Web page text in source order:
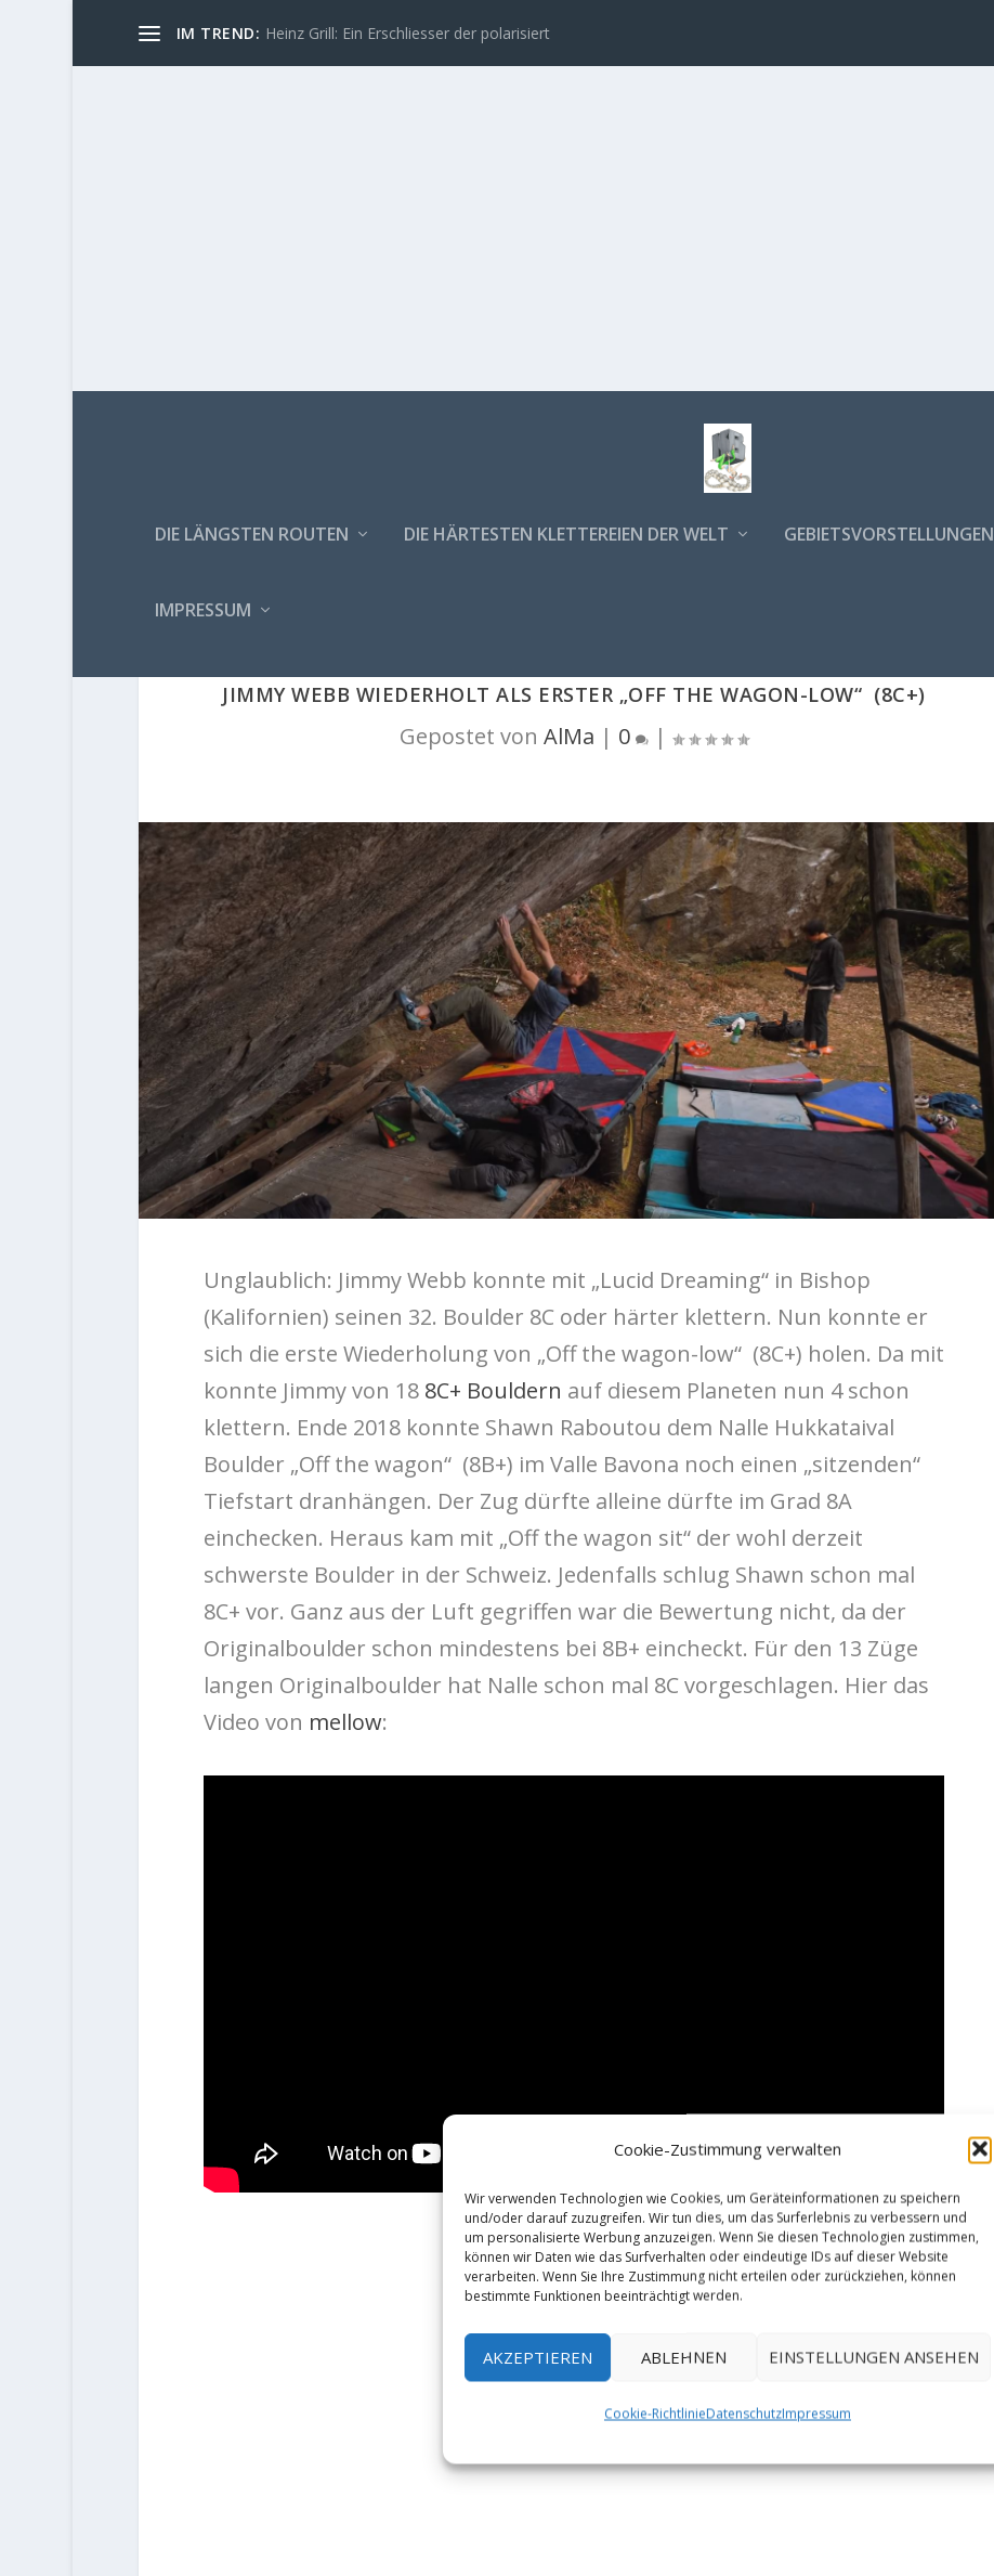
Cookie-Zustimmung verwalten
Wir verwenden Technologien wie Cookies, um Geräteinformationen zu speichern
und/oder darauf zuzugreifen. Wir tun dies, um das Surferlebnis zu verbessern und
um personalisierte Werbung anzuzeigen. Wenn Sie diesen Technologien zustimmen,
können wir Daten wie das Surfverhalten oder eindeutige IDs auf dieser Website
verarbeiten. Wenn Sie Ihre Zustimmung nicht erteilen oder zurückziehen, können
bestimmte Funktionen beeinträchtigt werden.
AKZEPTIEREN ABLEHNEN EINSTELLUNGEN ANSEHEN
Cookie-RichtlinieDatenschutzImpressum
IM TREND: Heinz Grill: Ein Erschliesser der polarisiert
DIE LÄNGSTEN ROUTEN DIE HÄRTESTEN KLETTEREIEN DER WELT GEBIETSVORSTELLUNGEN
IMPRESSUM
JIMMY WEBB WIEDERHOLT ALS ERSTER „OFF THE WAGON-LOW“ (8C+)
Gepostet von AlMa | 0 |
Unglaublich: Jimmy Webb konnte mit „Lucid Dreaming“ in Bishop
(Kalifornien) seinen 32. Boulder 8C oder härter klettern. Nun konnte er
sich die erste Wiederholung von „Off the wagon-low“ (8C+) holen. Da mit
konnte Jimmy von 18 8C+ Bouldern auf diesem Planeten nun 4 schon
klettern. Ende 2018 konnte Shawn Raboutou dem Nalle Hukkataival
Boulder „Off the wagon“ (8B+) im Valle Bavona noch einen „sitzenden“
Tiefstart dranhängen. Der Zug dürfte alleine dürfte im Grad 8A
einchecken. Heraus kam mit „Off the wagon sit“ der wohl derzeit
schwerste Boulder in der Schweiz. Jedenfalls schlug Shawn schon mal
8C+ vor. Ganz aus der Luft gegriffen war die Bewertung nicht, da der
Originalboulder schon mindestens bei 8B+ eincheckt. Für den 13 Züge
langen Originalboulder hat Nalle schon mal 8C vorgeschlagen. Hier das
Video von mellow: